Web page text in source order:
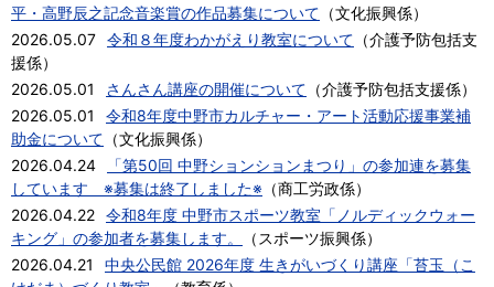
平・高野辰之記念音楽賞の作品募集について （文化振興係）
2026.05.07 令和８年度わかがえり教室について （介護予防包括支
援係）
2026.05.01
さんさん講座の開催について （介護予防包括支援係）
2026.05.01
令和8年度中野市カルチャー・アート活動応援事業補
助金について （文化振興係）
2026.04.24
「第50回 中野ションションまつり」の参加連を募集
しています ※募集は終了しました※ （商工労政係）
2026.04.22 令和8年度 中野市スポーツ教室「ノルディックウォー
キング」の参加者を募集します。
（ スポーツ振興係）
2026.04.21
中央公民館 2026年度 生きがいづくり講座「苔玉（こ